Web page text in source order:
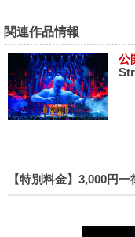
関連作品情報
公
【特別料金】3,000円